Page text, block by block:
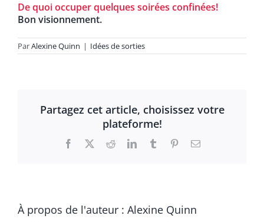
De quoi occuper quelques soirées confinées!
Bon visionnement.
ParAlexine Quinn | Idées de sorties
Partagez cet article, choisissez votre
plateforme!
Facebook RedditLinkedInTumblr PinterestEmail
À propos de l'auteur : Alexine Quinn